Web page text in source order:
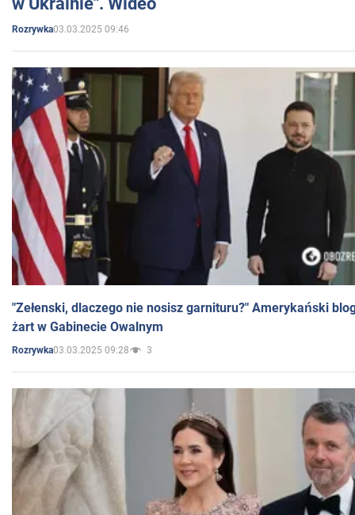
Rozrywka03.03.2025 09:46
"Zełenski, dlaczego nie nosisz garnituru?" Amerykański
żart w Gabinecie Owalnym
Rozrywka03.03.2025 09:28 3